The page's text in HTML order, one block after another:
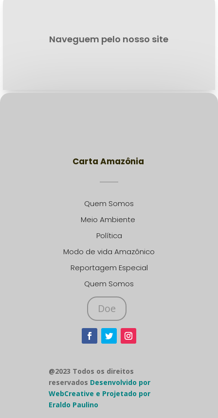
Naveguem pelo nosso site
Carta Amazônia
Quem Somos
Meio Ambiente
Política
Modo de vida Amazônico
Reportagem Especial
Quem Somos
Doe
@2023 Todos os direitos
reservados Desenvolvido por
WebCreative e Projetado por
Eraldo Paulino